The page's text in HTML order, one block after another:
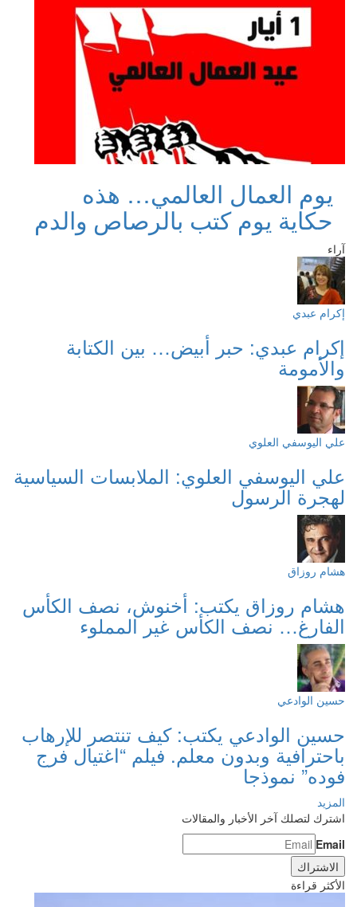
يوم العمال العالمي… هذه
حكاية يوم كتب بالرصاص والدم
آراء
إكرام عبدي
إكرام عبدي: حبر أبيض… بين الكتابة
والأمومة
علي اليوسفي العلوي
علي اليوسفي العلوي: الملابسات السياسية
لهجرة الرسول
هشام روزاق
هشام روزاق يكتب: أخنوش، نصف الكأس
الفارغ… نصف الكأس غير المملوء
حسين الوادعي
حسين الوادعي يكتب: كيف تنتصر للإرهاب
باحترافية وبدون معلم. فيلم “اغتيال فرج
فوده” نموذجا
المزيد
اشترك لتصلك آخر الأخبار والمقالات
Email
الأكثر قراءة